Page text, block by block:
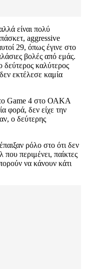
είναι πολύ
aggressive
29, όπως έγινε στο
βολές από εμάς.
δεύτερος καλύτερος
εκτέλεσε καμία
Game 4 στο ΟΑΚΑ
φορά, δεν είχε την
ο δεύτερης
ρόλο στο ότι δεν
περιμένει, παίκτες
να κάνουν κάτι